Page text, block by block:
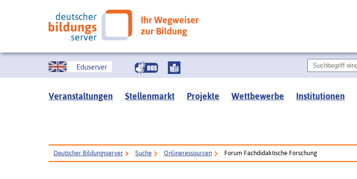
Eduserver
Veranstaltungen Stellenmarkt Projekte Wettbewerbe Institutionen
Deutscher Bildungsserver Suche Onlineressourcen Forum Fachdidaktische Forschung